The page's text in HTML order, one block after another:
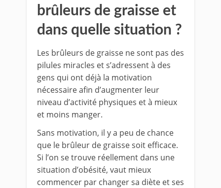
brûleurs de graisse et
dans quelle situation ?
Les brûleurs de graisse ne sont pas des
pilules miracles et s’adressent à des
gens qui ont déjà la motivation
nécessaire afin d’augmenter leur
niveau d’activité physiques et à mieux
et moins manger.
Sans motivation, il y a peu de chance
que le brûleur de graisse soit efficace.
Si l’on se trouve réellement dans une
situation d’obésité, vaut mieux
commencer par changer sa diète et ses